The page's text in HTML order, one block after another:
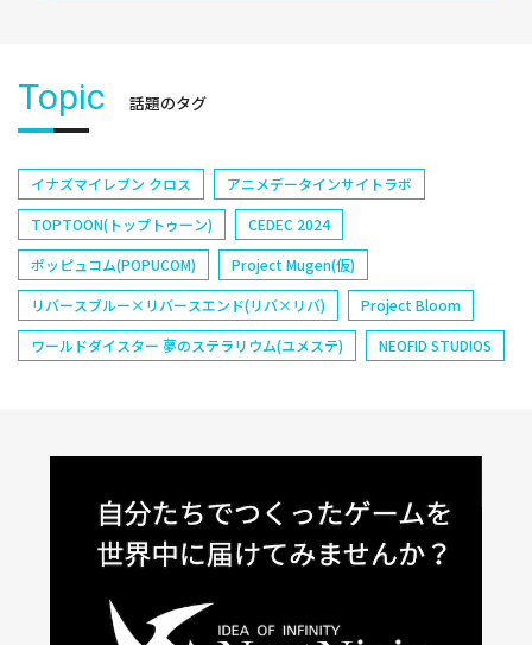
Topic 話題のタグ
イナズマイレブン クロス
アニメデータインサイトラボ
TOPTOON(トップトゥーン)
CEDEC 2024
ポッピュコム(POPUCOM)
Project Mugen(仮)
リバースブルー×リバースエンド(リバ×リバ)
Project Bloom
ワールドダイスター 夢のステラリウム(ユメステ)
NEOFID STUDIOS